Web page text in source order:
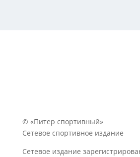
© «Питер спортивный»
Сетевое спортивное издание
Сетевое издание